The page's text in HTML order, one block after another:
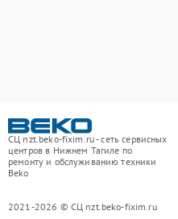
СЦ nzt.beko-fixim.ru - сеть сервисных
центров в Нижнем Тагиле по
ремонту и обслуживанию техники
Beko
2021-2026 © СЦ nzt.beko-fixim.ru